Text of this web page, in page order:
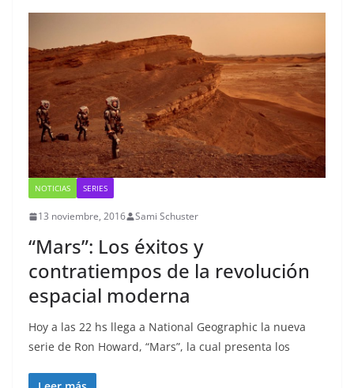
NOTICIAS SERIES
13 noviembre, 2016 Sami Schuster
“Mars”: Los éxitos y
contratiempos de la revolución
espacial moderna
Hoy a las 22 hs llega a National Geographic la nueva
serie de Ron Howard, “Mars”, la cual presenta los